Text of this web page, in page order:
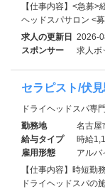
【仕事内容】<急募
ヘッドスパサロン <
求人の更新日 2026-
スポンサー
求人ボ
セラピスト/伏
ドライヘッドスパ専
勤務地
名古屋
給与タイプ
時給
雇用形態
アルバ
【仕事内容】時短勤
ドライヘッドスパの